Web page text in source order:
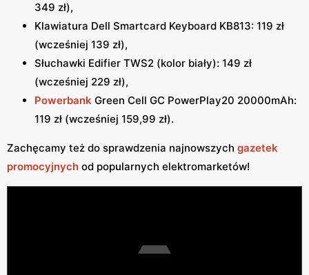
349 zł),
Klawiatura Dell Smartcard Keyboard KB813: 119 zł
(wcześniej 139 zł),
Słuchawki Edifier TWS2 (kolor biały): 149 zł
(wcześniej 229 zł),
Powerbank Green Cell GC PowerPlay20 20000mAh:
119 zł (wcześniej 159,99 zł).
Zachęcamy też do sprawdzenia najnowszych gazetek
promocyjnych od popularnych elektromarketów!